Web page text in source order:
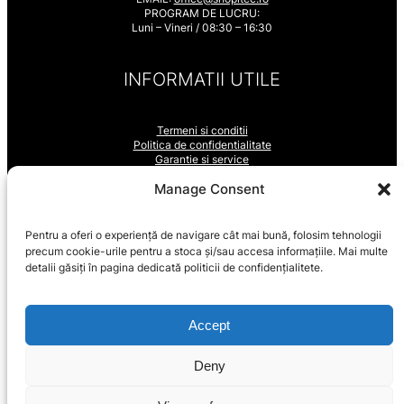
Manage Consent
Pentru a oferi o experiență de navigare cât mai bună, folosim tehnologii
precum cookie-urile pentru a stoca și/sau accesa informațiile. Mai multe
detalii găsiți în pagina dedicată politicii de confidențialitete.
Accept
Deny
PROGRAM DE LUCRU:
Luni – Vineri / 08:30 – 16:30
INFORMATII UTILE
Termeni si conditii
Politica de confidentialitate
Garantie si service
LinkedIn YouTube Facebook
SUPORT VANZARI
Livrarea produselor